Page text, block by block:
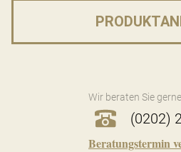
Wir beraten Sie
(0202)
Beratungstermin